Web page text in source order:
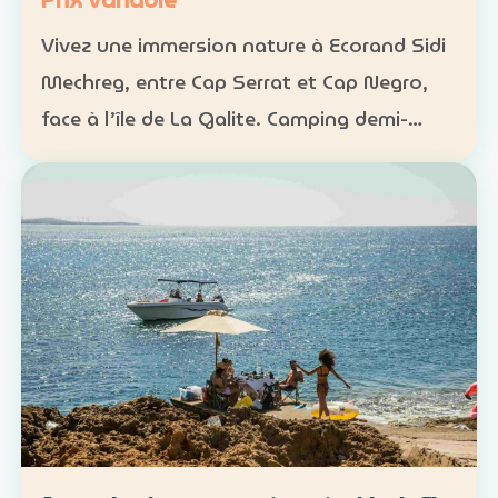
Vivez une immersion nature à Ecorand Sidi
Mechreg, entre Cap Serrat et Cap Negro,
face à l’île de La Galite. Camping demi-
pension : 65 DT Camping pension complète
déjeuner : 120 DT…